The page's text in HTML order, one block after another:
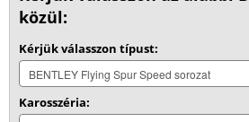
közül:
Kérjük válasszon típust:
Karosszéria: